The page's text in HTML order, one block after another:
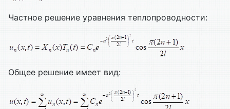
Частное решение уравнения теплопроводности:
Общее решение имеет вид: